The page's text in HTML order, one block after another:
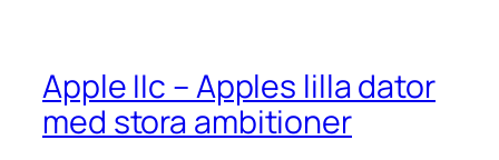
Apple IIc – Apples lilla dator
med stora ambitioner